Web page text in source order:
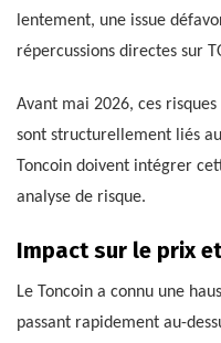
lentement, une issue
répercussions directes sur
Avant mai 2026, ces
sont structurellement liés
Toncoin doivent intégrer
analyse de risque.
Impact sur le prix
Le Toncoin a connu une
passant rapidement au-